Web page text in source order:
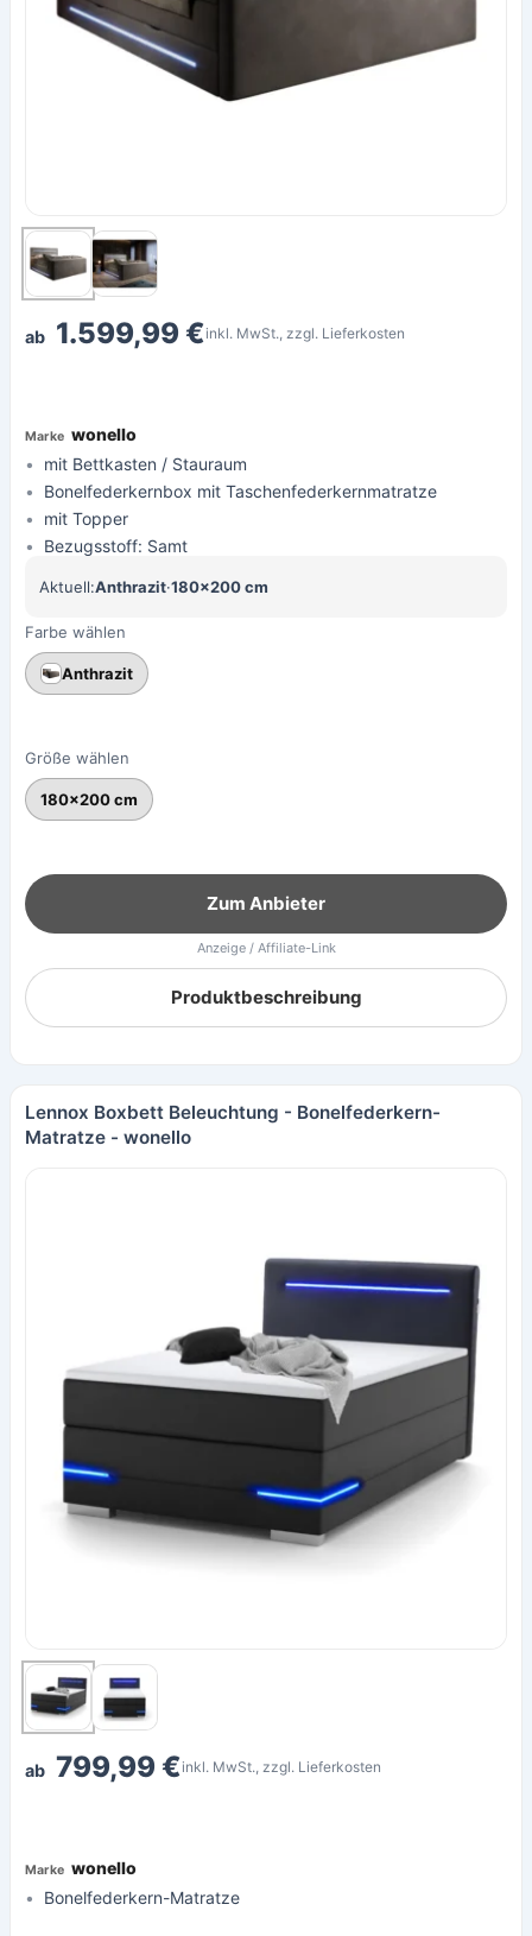
ab 1.599,99 €inkl. MwSt., zzgl. Lieferkosten
wonello
mit Bettkasten / Stauraum
Bonelfederkernbox mit Taschenfederkernmatratze
mit Topper
Bezugsstoff: Samt
Aktuell:Anthrazit·180×200 cm
Farbe wählen
Anthrazit
Größe wählen
180×200 cm
Zum Anbieter
Anzeige / Affiliate-Link
Produktbeschreibung
Lennox Boxbett Beleuchtung - Bonelfederkern-
Matratze - wonello
ab 799,99 €inkl. MwSt., zzgl. Lieferkosten
wonello
Bonelfederkern-Matratze